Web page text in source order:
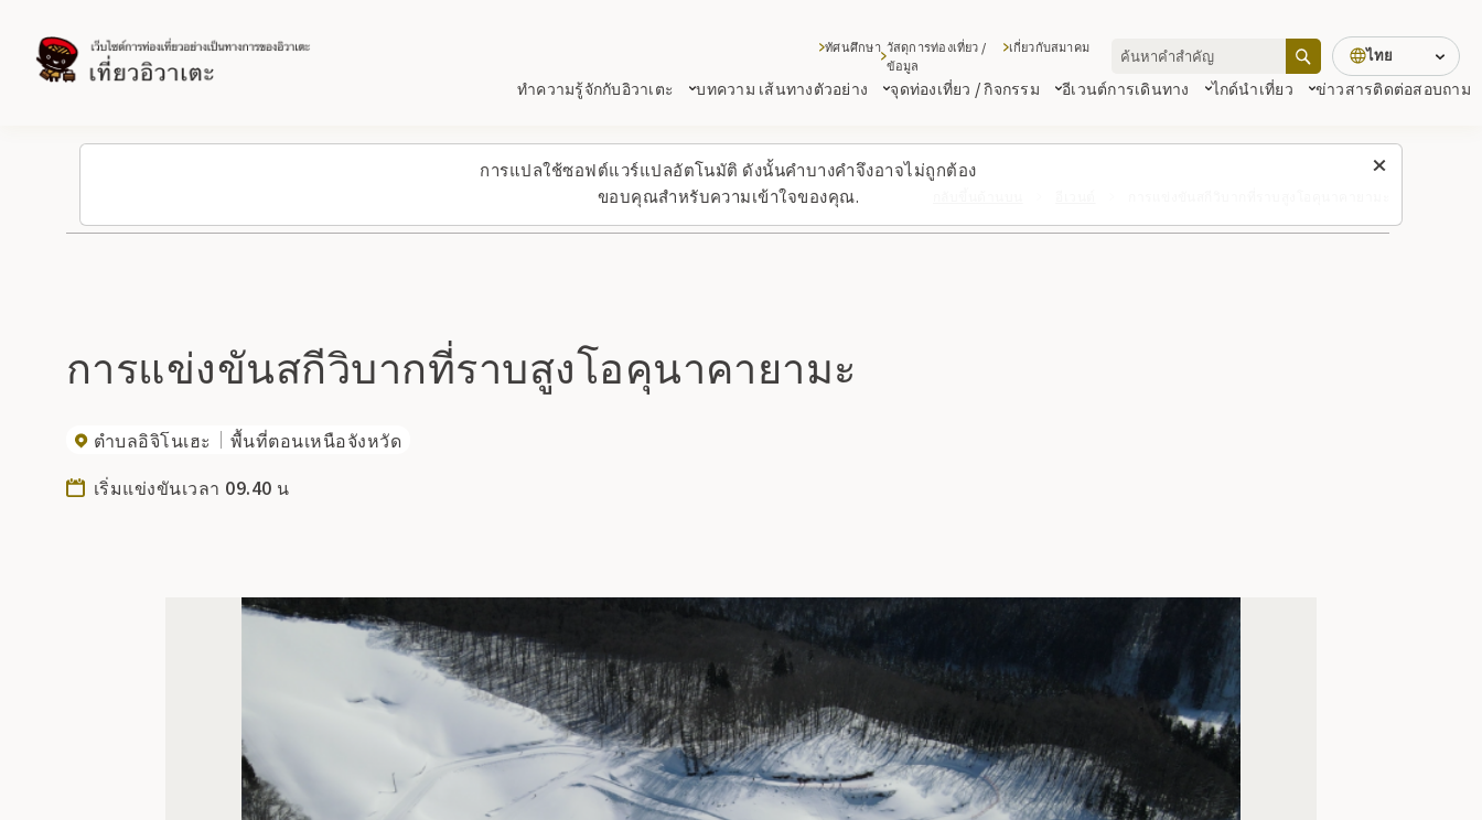
การแปลใช้ซอฟต์แวร์แปลอัตโนมัติ ดังนั้นคำบางคำจึงอาจไม่ถูกต้อง
ขอบคุณสำหรับความเข้าใจของคุณ.
ทำความรู้จักกับอิวาเตะ บทความ เส้นทางตัวอย่าง จุดท่องเที่ยว / กิจกรรม อีเวนต์การเดินทาง ไกด์นำเที่ยว ข่าวสารติดต่อสอบถาม
ทัศนศึกษา วัสดุการท่องเที่ยว /
ข้อมูล
เกี่ยวกับสมาคม ไทย
การแข่งขันสกีวิบากที่ราบสูงโอคุนาคายามะ
ตำบลอิจิโนเฮะ
พื้นที่ตอนเหนือจังหวัด
เริ่มแข่งขันเวลา 09.40 น